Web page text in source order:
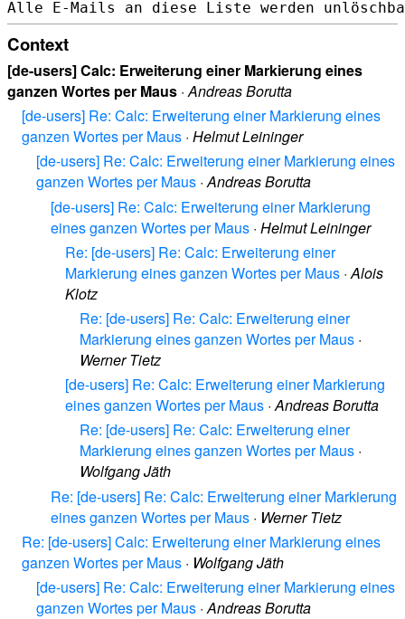
Context
[de-users] Calc: Erweiterung einer Markierung eines
ganzen Wortes per Maus ·Andreas Borutta
[de-users] Re: Calc: Erweiterung einer Markierung eines
ganzen Wortes per Maus · Helmut Leininger
[de-users] Re: Calc: Erweiterung einer Markierung eines
ganzen Wortes per Maus ·Andreas Borutta
[de-users] Re: Calc: Erweiterung einer Markierung
eines ganzen Wortes per Maus · Helmut Leininger
Re: [de-users] Re: Calc: Erweiterung einer
Markierung eines ganzen Wortes per Maus ·Alois
Klotz
Re: [de-users] Re: Calc: Erweiterung einer
Markierung eines ganzen Wortes per Maus ·
Werner Tietz
[de-users] Re: Calc: Erweiterung einer Markierung
eines ganzen Wortes per Maus ·Andreas Borutta
Re: [de-users] Re: Calc: Erweiterung einer
Markierung eines ganzen Wortes per Maus ·
Wolfgang Jäth
Re: [de-users] Re: Calc: Erweiterung einer Markierung
eines ganzen Wortes per Maus · Werner Tietz
Re: [de-users] Calc: Erweiterung einer Markierung eines
ganzen Wortes per Maus · Wolfgang Jäth
[de-users] Re: Calc: Erweiterung einer Markierung eines
ganzen Wortes per Maus ·Andreas Borutta